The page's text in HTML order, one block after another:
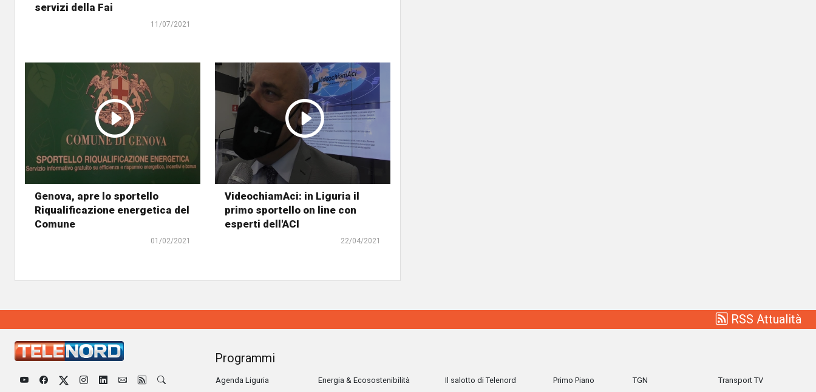
servizi della Fai
11/07/2021
Genova, apre lo sportello
Riqualificazione energetica del
Comune
01/02/2021
VideochiamAci: in Liguria il
primo sportello on line con
esperti dell'ACI
22/04/2021
RSS Attualità
Programmi
Agenda Liguria
Energia & Ecosostenibilità
Il salotto di Telenord
Primo Piano
TGN
Transport TV